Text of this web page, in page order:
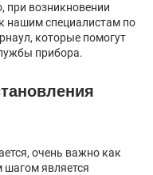
при возникновении
нашим специалистам по
которые помогут
прибора.
очень важно как
является